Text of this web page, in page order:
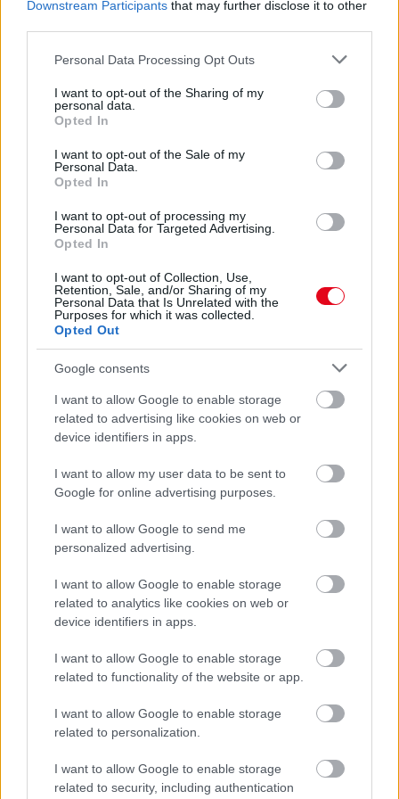
Downstream Participants that may further disclose it to other
Please note that this website/app uses one or more Google
not limited to your visit or usage behaviour. You may click to
grant or deny consent to Google and its third-party tags to
use your data for below specified purposes in below Google
consent section.
Personal Data Processing Opt Outs
I want to opt-out of the Sharing of my
personal data.
Opted In
I want to opt-out of the Sale of my
Personal Data.
Opted In
I want to opt-out of processing my
Personal Data for Targeted Advertising.
Opted In
I want to opt-out of Collection, Use,
Retention, Sale, and/or Sharing of my
Personal Data that Is Unrelated with the
Purposes for which it was collected.
Opted Out
Google consents
I want to allow Google to enable storage
related to advertising like cookies on web or
device identifiers in apps.
I want to allow my user data to be sent to
Google for online advertising purposes.
I want to allow Google to send me
personalized advertising.
I want to allow Google to enable storage
related to analytics like cookies on web or
device identifiers in apps.
I want to allow Google to enable storage
related to functionality of the website or app.
I want to allow Google to enable storage
related to personalization.
I want to allow Google to enable storage
related to security, including authentication
EMIATT CSÖKKENHET A HATÁSUK
08. 01.
EGYRE TÖBB FIATALNÁL JELENTKEZIK EZ A
Erre figyelj!
NEM A CITROMSAV, AZ ECET VAGY A
SZÓDABIKARBÓNA A LEGERŐSEBB: EZT HASZNÁLJÁK A
SZÁLLODÁKBAN A VÍZKŐ ELLEN
Ez a szer tényleg eltünteti a vízkövet
24 ÓRA TOVÁBBI HÍREI
24 óra
Ha ezt érzed evés után, a szervezeted fontos dologra